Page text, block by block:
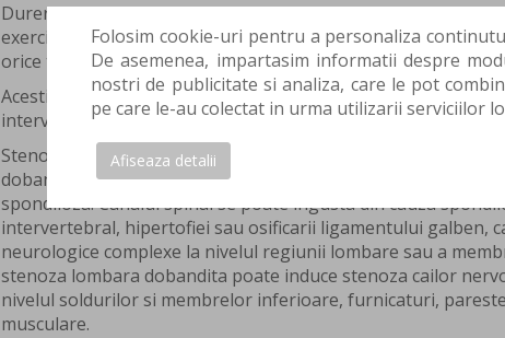
Folosim cookie-uri pentru a personaliza
De asemenea, impartasim informatii despre
nostri de publicitate si analiza, care le pot
pe care le-au colectat in urma utilizarii serviciilor
Afiseaza detalii
Durerea lombara este, in general, cauzata de scaderea fortei
exercitiilor fizice si mentinerea unei posturi vicioase pentru o
orice tip de activitate.
Acesti factori conduc la o crestere accentuata a presiunii
intervertebrale in urma careia va rezulta durerea.
Stenoza lombara poate fi congenitala sau dobandita.
dobandite includ factorii traumatici si degenerativi, precum
spondiloza. Canalul spinal se poate ingusta din cauza
intervertebral, hipertofiei sau osificarii ligamentului galben,
neurologice complexe la nivelul regiunii lombare sau a
stenoza lombara dobandita poate induce stenoza cailor
nivelul soldurilor si membrelor inferioare, furnicaturi,
musculare.